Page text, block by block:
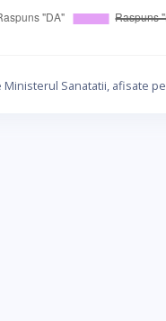
Ministerul Sanatatii, afisate pe